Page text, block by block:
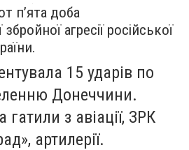
п’ята доба
агресії російської
15 ударів по
Донеччини.
гатили з авіації, ЗРК
артилерії.